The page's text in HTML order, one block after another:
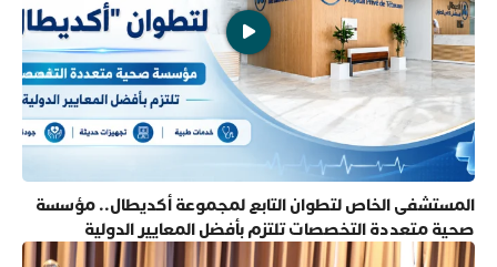
المستشفى الخاص لتطوان التابع لمجموعة أكديطال.. مؤسسة
صحية متعددة التخصصات تلتزم بأفضل المعايير الدولية